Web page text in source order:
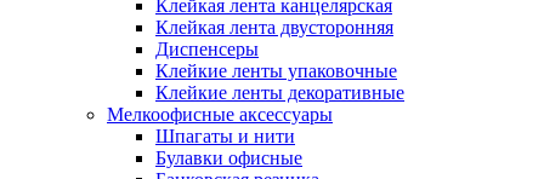
Клейкая лента канцелярская
Клейкая лента двусторонняя
Диспенсеры
Клейкие ленты упаковочные
Клейкие ленты декоративные
Мелкоофисные аксессуары
Шпагаты и нити
Булавки офисные